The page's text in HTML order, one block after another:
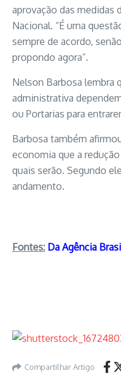
aprovação das medidas
Nacional. “É uma
sempre de acordo,
propondo agora”.
Nelson Barbosa lembra
administrativa
ou Portarias para
Barbosa também
economia que a
quais serão. Segundo
andamento.
Fontes: Da Agência
Compartilhar Artigo